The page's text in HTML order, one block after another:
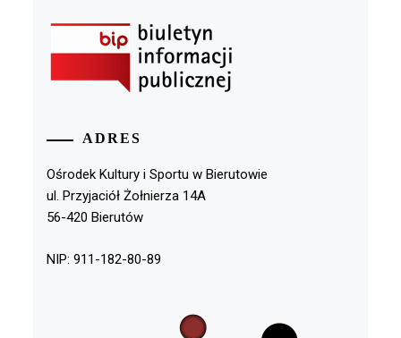
ADRES
Ośrodek Kultury i Sportu w Bierutowie
ul. Przyjaciół Żołnierza 14A
56-420 Bierutów
NIP: 911-182-80-89